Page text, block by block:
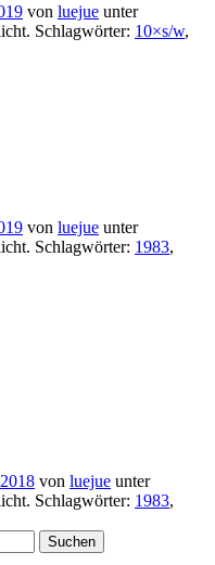
von luejue unter
Schlagwörter: 10×s/w,
von luejue unter
Schlagwörter: 1983,
von luejue unter
Schlagwörter: 1983,